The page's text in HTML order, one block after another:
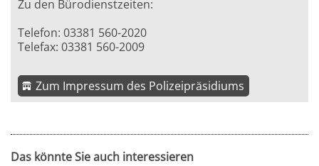
Zu den Bürodienstzeiten:
Telefon: 03381 560-2020
Telefax: 03381 560-2009
Zum Impressum des Polizeipräsidiums
Das könnte Sie auch interessieren